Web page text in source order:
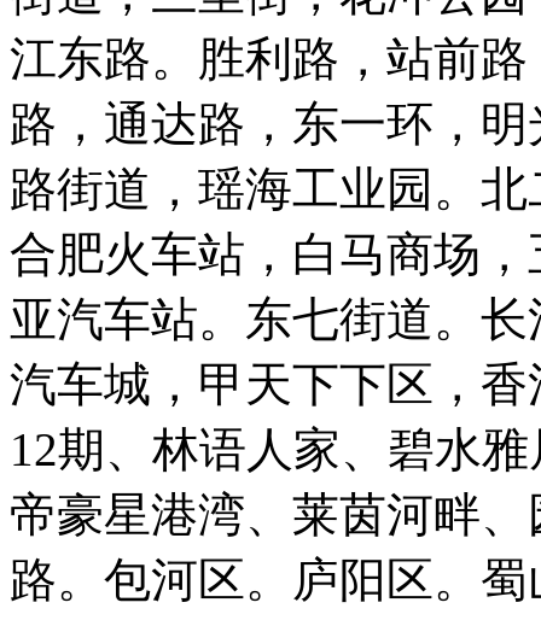
江东路。胜利路，站前
路，通达路，东一环，
路街道，瑶海工业园。
合肥火车站，白马商场
亚汽车站。东七街道。
汽车城，甲天下下区，
12期、林语人家、碧水
帝豪星港湾、莱茵河畔
路。包河区。庐阳区。